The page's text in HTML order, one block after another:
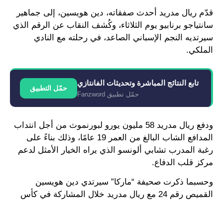
قدّم ريال مدريد أحدث صفقاته، دين هويسين، إلى جماهير
سانتياجو برنابيو يوم الثلاثاء، وكُشف النقاب عن الرقم الذي
سيرتديه النجم الإسباني الصاعد، في رحلته مع النادي
الملكي.
تابع النتائج المباشرة وتحديثات الفانتازي
حمّل تطبيق Fanzword
حمّل التطبيق
ودفع ريال مدريد 58 مليون يورو لبورنموث من أجل انتداب
المدافع الشاب البالغ من العمر 19 عامًا، وذلك بناءً على
رغبة المدرب تشابي ألونسو الذي يراه الخيار الأمثل لدعم
مركز قلب الدفاع.
وحسبما ذكرت صحيفة “ماركا” سيرتدي دين هويسين
القميص رقم 24 مع ريال مدريد خلال المشاركة في كأس